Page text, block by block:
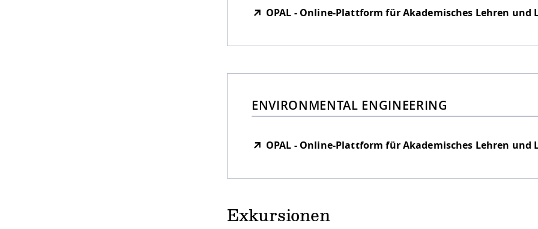
OPAL - Online-Plattform für Akademisches Lehren und
ENVIRONMENTAL ENGINEERING
OPAL - Online-Plattform für Akademisches Lehren und
Exkursionen